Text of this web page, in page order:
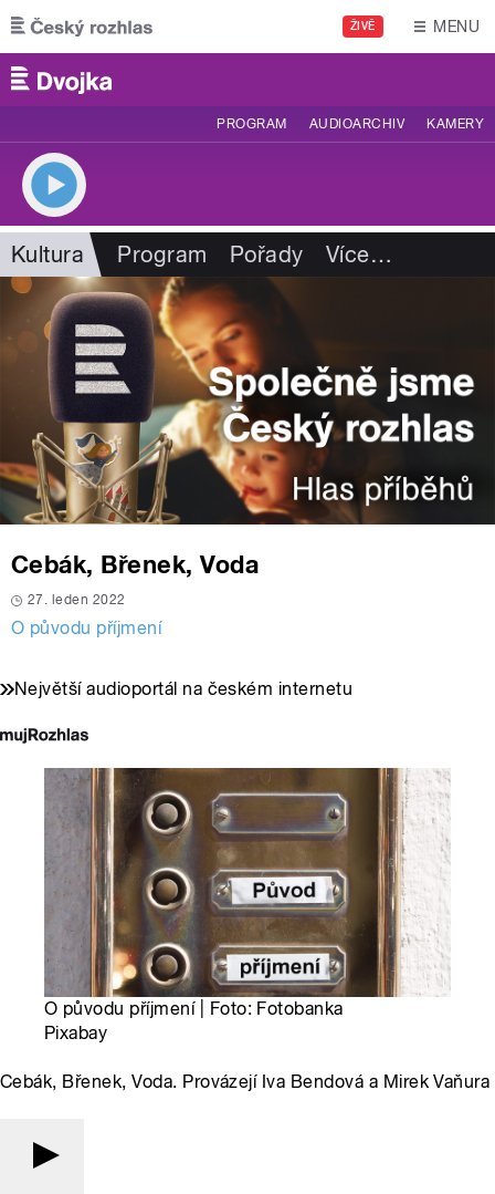
Přejít k hlavnímu obsahu
ŽIVĚ MENU
PROGRAM AUDIOARCHIV KAMERY
Kultura Program Pořady Více…
Cebák, Břenek, Voda
27. leden 2022
O původu příjmení
Největší audioportál na českém internetu
O původu příjmení | Foto: Fotobanka
Pixabay
Cebák, Břenek, Voda. Provázejí Iva Bendová a Mirek Vaňura